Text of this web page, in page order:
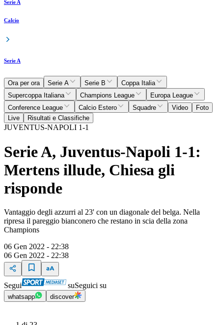
Serie A
Calcio
Serie A
Ora per ora Serie A Serie B
Coppa Italia
Supercoppa Italiana
Champions League
Europa League
Conference League
Calcio Estero Squadre Video
Foto
Live
Risultati e Classifiche
JUVENTUS-NAPOLI 1-1
Serie A, Juventus-Napoli 1-1:
Mertens illude, Chiesa gli
risponde
Vantaggio degli azzurri al 23' con un diagonale del belga. Nella
ripresa il pareggio bianconero che restano in scia della zona
Champions
06 Gen 2022 - 22:38
06 Gen 2022 - 22:38
Segui suSeguici su
whatsapp discover